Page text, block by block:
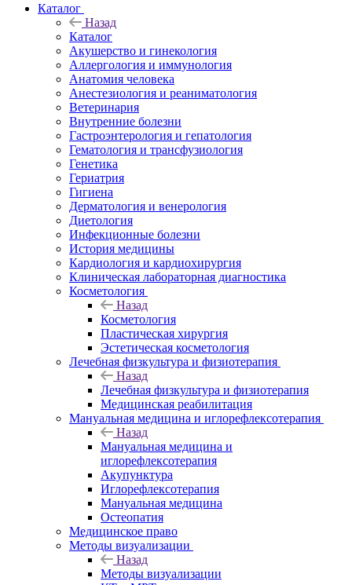
Каталог
Назад
Каталог
Акушерство и гинекология
Аллергология и иммунология
Анатомия человека
Анестезиология и реаниматология
Ветеринария
Внутренние болезни
Гастроэнтерология и гепатология
Гематология и трансфузиология
Генетика
Гериатрия
Гигиена
Дерматология и венерология
Диетология
Инфекционные болезни
История медицины
Кардиология и кардиохирургия
Клиническая лабораторная диагностика
Косметология
Назад
Косметология
Пластическая хирургия
Эстетическая косметология
Лечебная физкультура и физиотерапия
Назад
Лечебная физкультура и физиотерапия
Медицинская реабилитация
Мануальная медицина и иглорефлексотерапия
Назад
Мануальная медицина и
иглорефлексотерапия
Акупунктура
Иглорефлексотерапия
Мануальная медицина
Остеопатия
Медицинское право
Методы визуализации
Назад
Методы визуализации